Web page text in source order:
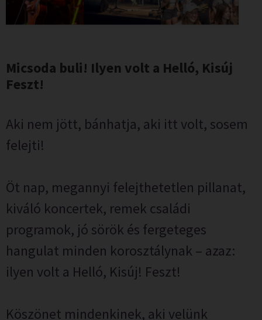
Micsoda buli! Ilyen volt a Helló, Kisúj
Feszt!
Aki nem jött, bánhatja, aki itt volt, sosem
felejti!
Öt nap, megannyi felejthetetlen pillanat,
kiváló koncertek, remek családi
programok, jó sörök és fergeteges
hangulat minden korosztálynak – azaz:
ilyen volt a Helló, Kisúj! Feszt!
Köszönet mindenkinek, aki velünk